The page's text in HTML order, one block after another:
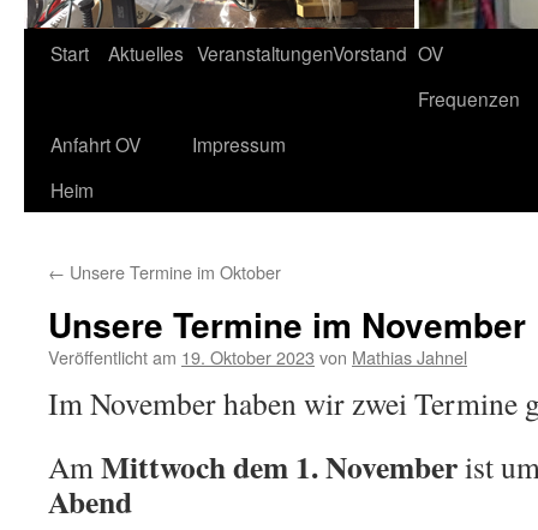
Start Aktuelles VeranstaltungenVorstand OV
Frequenzen
Anfahrt OV
Heim
Impressum
← Unsere Termine im Oktober
Unsere Termine im November
Veröffentlicht am 19. Oktober 2023 von Mathias Jahnel
Im November haben wir zwei Termine
AmMittwoch dem 1. Novemberist
Abend